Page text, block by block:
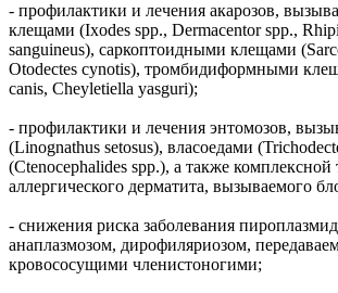
- профилактики и лечения акарозов,
клещами (Ixodes spp., Dermacentor spp.,
sanguineus), саркоптоидными клещами
Otodectes cynotis), тромбидиформными
canis, Cheyletiella yasguri);
- профилактики и лечения энтомозов,
(Linognathus setosus), власоедами
(Ctenocephalides spp.), а также комплексной
аллергического дерматита, вызываемого
- снижения риска заболевания
анаплазмозом, дирофиляриозом,
кровососущими членистоногими;